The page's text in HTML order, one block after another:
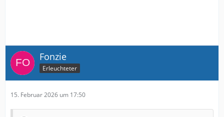
Fonzie
Erleuchteter
15. Februar 2026 um 17:50